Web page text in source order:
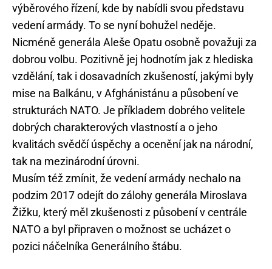
výběrového řízení, kde by nabídli svou představu
vedení armády. To se nyní bohužel neděje.
Nicméně generála Aleše Opatu osobně považuji za
dobrou volbu. Pozitivně jej hodnotím jak z hlediska
vzdělání, tak i dosavadních zkušeností, jakými byly
mise na Balkánu, v Afghánistánu a působení ve
strukturách NATO. Je příkladem dobrého velitele
dobrých charakterových vlastností a o jeho
kvalitách svědčí úspěchy a ocenění jak na národní,
tak na mezinárodní úrovni.
Musím též zmínit, že vedení armády nechalo na
podzim 2017 odejít do zálohy generála Miroslava
Žižku, který měl zkušenosti z působení v centrále
NATO a byl připraven o možnost se ucházet o
pozici náčelníka Generálního štábu.